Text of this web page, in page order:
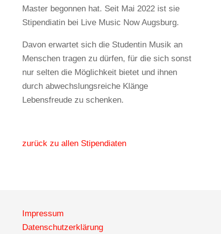
Master begonnen hat. Seit Mai 2022 ist sie
Stipendiatin bei Live Music Now Augsburg.
Davon erwartet sich die Studentin Musik an
Menschen tragen zu dürfen, für die sich sonst
nur selten die Möglichkeit bietet und ihnen
durch abwechslungsreiche Klänge
Lebensfreude zu schenken.
zurück zu allen Stipendiaten
Impressum
Datenschutzerklärung